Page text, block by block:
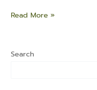
Read More »
Search